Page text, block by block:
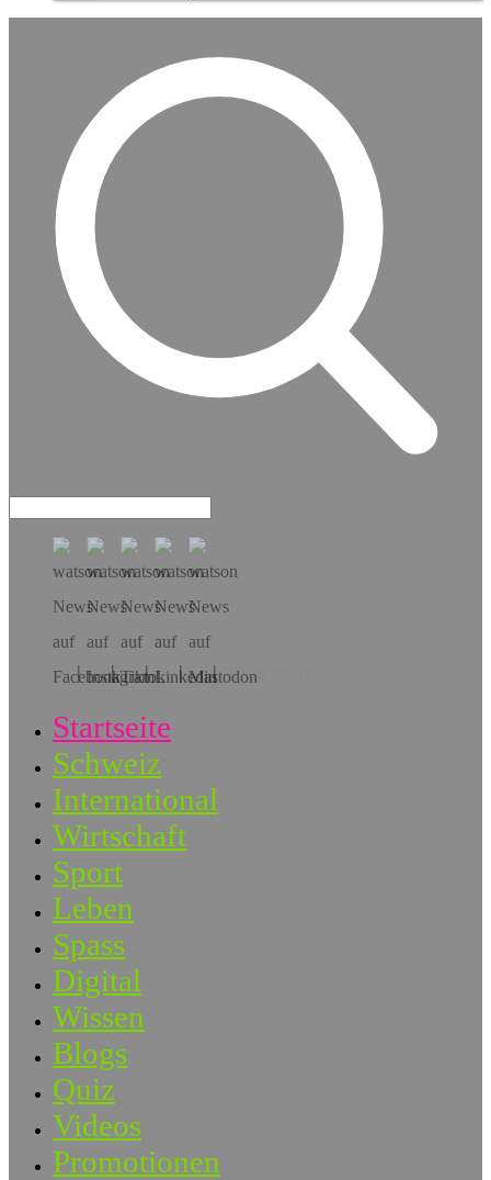
Hol dir die App!
Startseite
Schweiz
International
Wirtschaft
Sport
Leben
Spass
Digital
Wissen
Blogs
Quiz
Videos
Promotionen